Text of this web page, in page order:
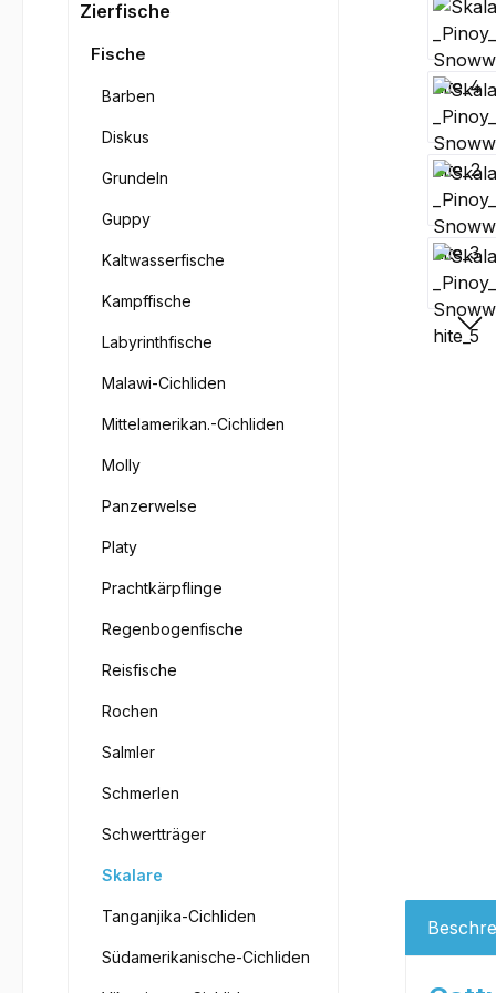
Zierfische
Fische
Barben
Diskus
Grundeln
Guppy
Kaltwasserfische
Kampffische
Labyrinthfische
Malawi-Cichliden
Mittelamerikan.-Cichliden
Molly
Panzerwelse
Platy
Prachtkärpflinge
Regenbogenfische
Reisfische
Rochen
Salmler
Schmerlen
Schwertträger
Skalare
Tanganjika-Cichliden
Südamerikanische-Cichliden